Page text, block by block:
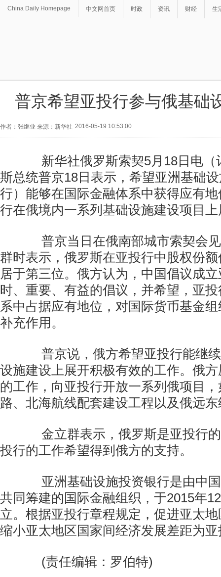
China Daily Homepage 中文网首页 时政 资讯 财经 生
普京希望亚投行参与俄基础
作者：张继业 来源：新华社 2016-05-19 10:53:00
新华社俄罗斯索契5月18日电（
斯总统普京18日表示，希望亚洲基础
行）能够在国际金融体系中获得应有
行在俄境内一系列基础设施建设项目
普京当日在俄南部城市索契会见
群时表示，俄罗斯在亚投行中股权份
居于第三位。俄方认为，中国倡议成
时、重要、有益的倡议，并希望，亚
系中占据应有地位，对国际货币基金
补充作用。
普京说，俄方希望亚投行能继续
设施建设上展开积极有效的工作。俄
的工作，向亚投行开放一系列俄项目
路、北海航线配套建设工程以及俄远
金立群表示，俄罗斯是亚投行的
投行的工作希望得到俄方的支持。
亚洲基础设施投资银行是由中国
共同筹建的国际金融组织，于2015年
立。根据亚投行章程规定，促进亚太
缩小亚太地区国家间经济发展差距为
(责任编辑：罗伯特)